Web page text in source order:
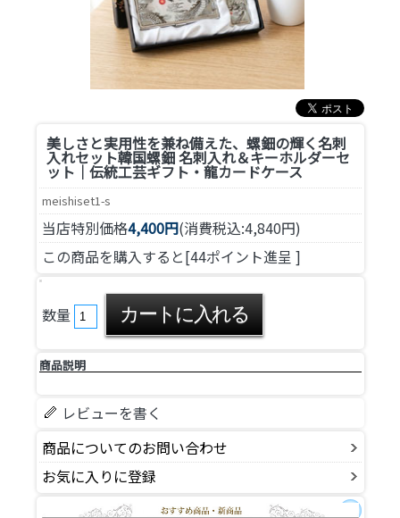
美しさと実用性を兼ね備えた、螺鈿の輝く名刺
入れセット韓国螺鈿 名刺入れ＆キーホルダーセ
ット｜伝統工芸ギフト・龍カードケース
meishiset1-s
当店特別価格4,400円(消費税込:4,840円)
この商品を購入すると[44ポイント進呈 ]
数量
商品説明
レビューを書く
商品についてのお問い合わせ
お気に入りに登録